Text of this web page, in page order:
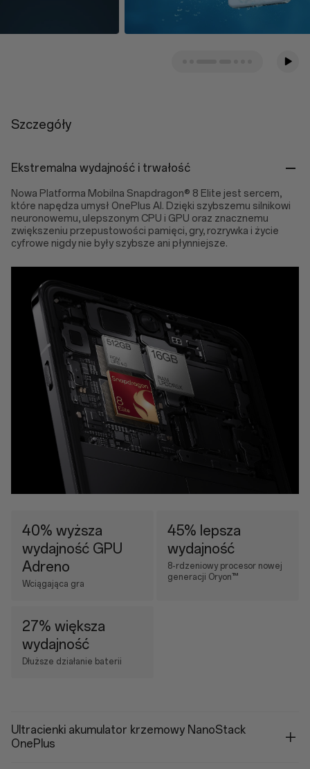
Szczegóły
Ekstremalna wydajność i trwałość
Nowa Platforma Mobilna Snapdragon® 8 Elite jest sercem,
które napędza umysł OnePlus AI. Dzięki szybszemu silnikowi
neuronowemu, ulepszonym CPU i GPU oraz znacznemu
zwiększeniu przepustowości pamięci, gry, rozrywka i życie
cyfrowe nigdy nie były szybsze ani płynniejsze.
40% wyższa
wydajność GPU
Adreno
Wciągająca gra
45% lepsza
wydajność
8-rdzeniowy procesor nowej
generacji Oryon™
27% większa
wydajność
Dłuższe działanie baterii
Ultracienki akumulator krzemowy NanoStack
OnePlus